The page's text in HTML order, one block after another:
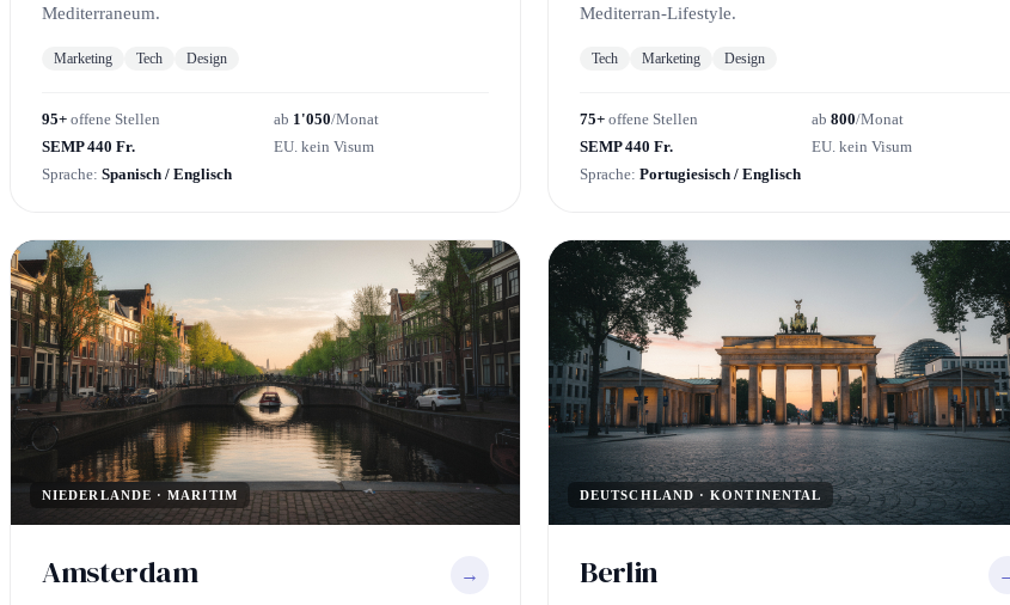
Mediterraneum.
Marketing Tech Design
95+ offene Stellen ab 1'050/Monat
SEMP 440 Fr.
EU. kein Visum
Sprache: Spanisch / Englisch
Mediterran-Lifestyle.
Tech Marketing Design
75+ offene Stellen ab 800/Monat
SEMP 440 Fr.
EU. kein Visum
Sprache: Portugiesisch / Englisch
NIEDERLANDE · MARITIM
Amsterdam →
DEUTSCHLAND · KONTINENTAL
Berlin